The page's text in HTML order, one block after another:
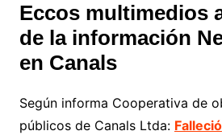
Eccos multimedios
de la información
en Canals
Según informa Cooperativa de
públicos de Canals Ltda: Falleció